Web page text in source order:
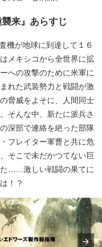
来』あらすじ
機が地球に到達して１６
メキシコから全世界に拡
への攻撃のために米軍に
れた武装勢力と戦闘が激
脅威をよそに、人間同士
そんな中、新たに派兵さ
深部で連絡を絶った部隊
フレイター軍曹と共に危
そこで未だかつてない巨
た……激しい戦闘の果てに
！？